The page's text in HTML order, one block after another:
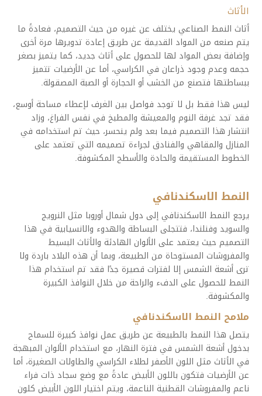
الأثاث
أثاث النمط الصناعي يختلف عن غيره من حيث التصميم، فعادةً ما
يتم صنعه من المواد القديمة عن طريق إعادة تدويرها مرة أخرى
وإضافة بعض المواد لها للحصول على أثاث جديد، كما يتميز بصغر
حجمه وعدم وجود ذراعان في الكراسي، أما عن الأرضيات تتميز
ببساطتها فتصنع من الخشب أو الحجارة أو الصبة المصقولة.
ليس هذا فقط بل لا توجد فواصل بين الغرف لإعطاء مساحة أوسع،
فقد تجد غرفة النوم والمعيشة والمطبخ في نفس الفراغ، وزاد
انتشار هذا التصميم فيما بعد ولم ينحسر، حيث تم استخدامه في
المنازل والمقاهي والفنادق لجراءة تصميمه التي تعتمد على
الخطوط المستقيمة والحادة والأسطح المكشوفة.
النمط الاسكندنافي
يرجع النمط الاسكندنافي إلى دول شمال أوروبا مثل النرويج
والسويد وفنلندا، فتتجلى البساطة والهدوء والانسيابية في هذا
التصميم حيث يعتمد على الألوان الهادئة والأثاث البسيط
والمفروشات المستوحاة من الطبيعة، وبما أن هذه البلاد باردة ولا
ترى أشعة الشمس إلا لفترات قصيرة جدًا فقد تم استخدام هذا
النمط للحصول على الدفء والراحة من خلال النوافذ الكبيرة
والمكشوفة.
ملامح النمط الاسكندنافي
يتصل هذا النمط بالطبيعة عن طريق عمل نوافذ كبيرة للسماح
بدخول أشعة الشمس في فترة النهار، مع استخدام الألوان المبهجة
في الأثاث مثل اللون الأصفر لطلاء الكراسي والطاولات الصغيرة، أما
عن الأرضيات فتكون باللون الأبيض عادةً مع وضع سجاد ذات فراء
ناعم والمفروشات القطنية الناعمة، ويتم اختيار اللون الأبيض كلون